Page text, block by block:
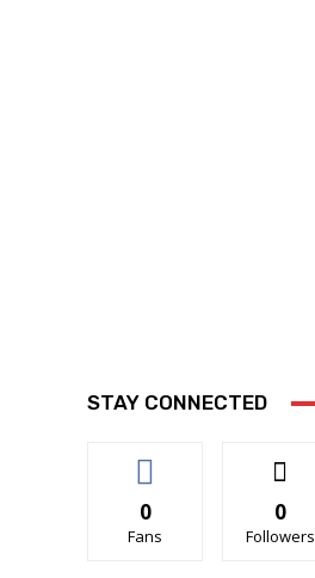
STAY CONNECTED
0
Fans
0
Followers